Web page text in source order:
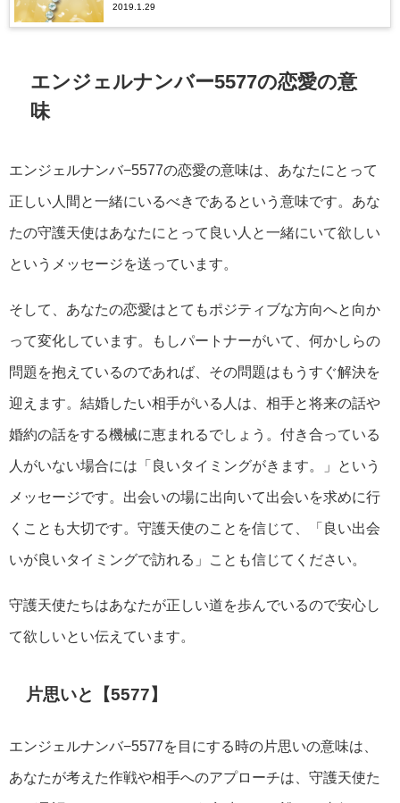
2019.1.29
エンジェルナンバー5577の恋愛の意
味
エンジェルナンバ−5577の恋愛の意味は、あなたにとって
正しい人間と一緒にいるべきであるという意味です。あな
たの守護天使はあなたにとって良い人と一緒にいて欲しい
というメッセージを送っています。
そして、あなたの恋愛はとてもポジティブな方向へと向か
って変化しています。もしパートナーがいて、何かしらの
問題を抱えているのであれば、その問題はもうすぐ解決を
迎えます。結婚したい相手がいる人は、相手と将来の話や
婚約の話をする機械に恵まれるでしょう。付き合っている
人がいない場合には「良いタイミングがきます。」という
メッセージです。出会いの場に出向いて出会いを求めに行
くことも大切です。守護天使のことを信じて、「良い出会
いが良いタイミングで訪れる」ことも信じてください。
守護天使たちはあなたが正しい道を歩んでいるので安心し
て欲しいとい伝えています。
片思いと【5577】
エンジェルナンバ−5577を目にする時の片思いの意味は、
あなたが考えた作戦や相手へのアプローチは、守護天使た